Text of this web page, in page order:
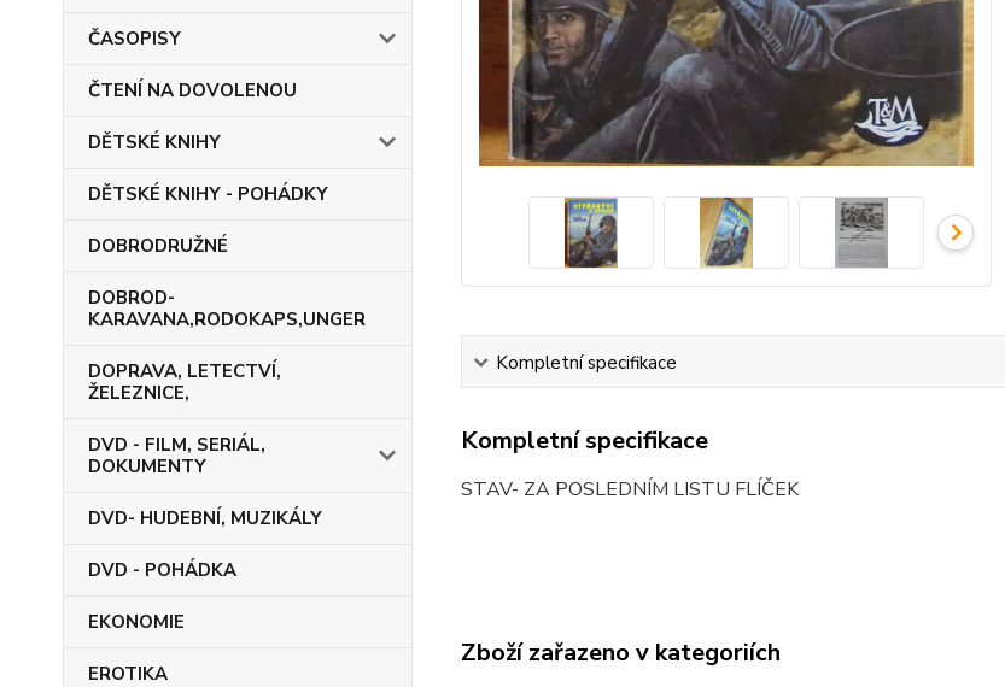
ČASOPISY
ČTENÍ NA DOVOLENOU
DĚTSKÉ KNIHY
DĚTSKÉ KNIHY - POHÁDKY
DOBRODRUŽNÉ
DOBROD-
KARAVANA,RODOKAPS,UNGER
DOPRAVA, LETECTVÍ,
ŽELEZNICE,
DVD - FILM, SERIÁL,
DOKUMENTY
DVD- HUDEBNÍ, MUZIKÁLY
DVD - POHÁDKA
EKONOMIE
EROTIKA
Kompletní specifikace
Kompletní specifikace
STAV- ZA POSLEDNÍM LISTU FLÍČEK
Zboží zařazeno v kategoriích